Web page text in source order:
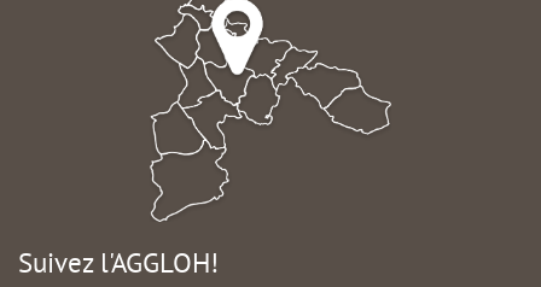
Suivez l'AGGLOH!